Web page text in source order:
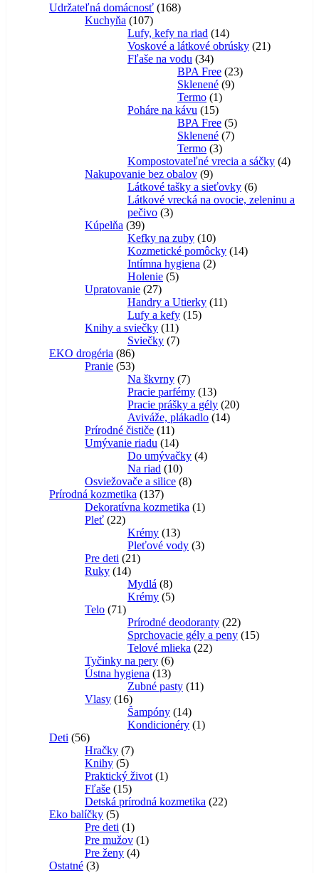
Udržateľná domácnosť 168168
Kuchyňa 107107
produktov
Lufy, kefy na riad 1414
produktov
Voskové a látkové obrúsky 2121
Fľaše na vodu 3434
produktov
BPA Free 2323
Sklenené 99
Termo 11
produkt
Poháre na kávu 1515
produktov
BPA Free 55
produktov
Sklenené 77
Termo 33
produkty
Kompostovateľné vrecia a sáčky 44
Nakupovanie bez obalov 99
produktov
Látkové tašky a sieťovky 66
produktov
Látkové vrecká na ovocie, zeleninu a
pečivo 33
Kúpelňa 3939
produktov
Kefky na zuby 1010
produktov
Kozmetické pomôcky 1414
Intímna hygiena 22
Holenie 55
Upratovanie 2727
produktov
Handry a Utierky 1111
Lufy a kefy 1515
Knihy a sviečky 1111
produktov
Sviečky 77
EKO drogéria 8686
produktov
Pranie 5353
produktov
Na škvrny 77
produktov
Pracie parfémy 1313
produktov
Pracie prášky a gély 2020
Aviváže, plákadlo 1414
Prírodné čističe 1111
produktov
Umývanie riadu 1414
produktov
Do umývačky 44
Na riad 1010
produktov
Osviežovače a silice 88
Prírodná kozmetika 137137
produktov
Dekoratívna kozmetika 11
Pleť 2222
produktov
Krémy 1313
produktov
Pleťové vody 33
Pre deti 2121
Ruky 1414
produktov
Mydlá 88
produktov
Krémy 55
Telo 7171
produktov
Prírodné deodoranty 2222
produktov
Sprchovacie gély a peny 1515
Telové mlieka 2222
Tyčinky na pery 66
produktov
Ústna hygiena 1313
produktov
Zubné pasty 1111
Vlasy 1616
produktov
Šampóny 1414
produktov
Kondicionéry 11
Deti 5656
produktov
Hračky 77
Knihy 55
produktov
Praktický život 11
Fľaše 1515
produktov
Detská prírodná kozmetika 2222
Eko balíčky 55
produktov
Pre deti 11
produkt
Pre mužov 11
Pre ženy 44
Ostatné 33